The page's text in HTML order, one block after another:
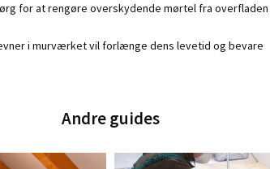
for at rengøre overskydende mørtel fra
i murværket vil forlænge dens levetid og bevare
Andre guides